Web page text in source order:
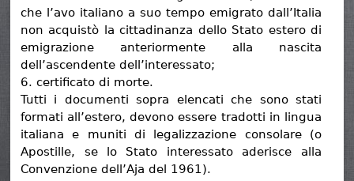
che l’avo italiano a suo tempo emigrato dall’Italia
non acquistò la cittadinanza dello Stato estero di
emigrazione anteriormente alla nascita
dell’ascendente dell’interessato;
6. certificato di morte.
Tutti i documenti sopra elencati che sono stati
formati all’estero, devono essere tradotti in lingua
italiana e muniti di legalizzazione consolare (o
Apostille, se lo Stato interessato aderisce alla
Convenzione dell’Aja del 1961).